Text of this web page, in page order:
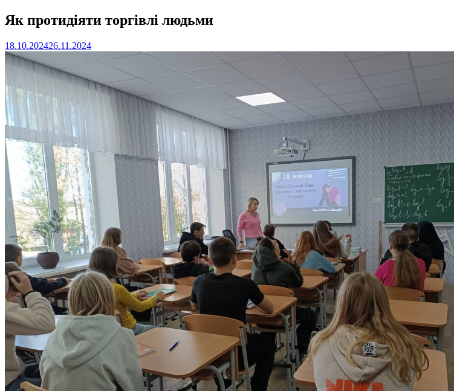
Як протидіяти торгівлі людьми
18.10.202426.11.2024